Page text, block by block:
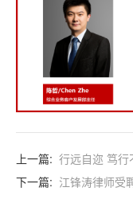
上一篇: 行远自迩 笃
下一篇: 江锋涛律师受